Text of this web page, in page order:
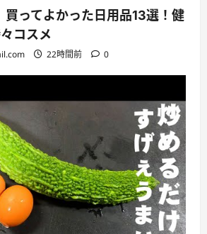
買ってよかった日用品13選！健
コスメ
22時間前 0